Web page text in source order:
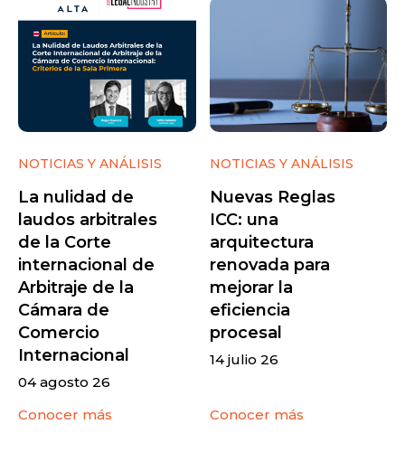
NOTICIAS Y ANÁLISIS
La nulidad de
laudos arbitrales
de la Corte
internacional de
Arbitraje de la
Cámara de
Comercio
Internacional
04 agosto 26
Conocer más
NOTICIAS Y ANÁLISIS
Nuevas Reglas
ICC: una
arquitectura
renovada para
mejorar la
eficiencia
procesal
14 julio 26
Conocer más